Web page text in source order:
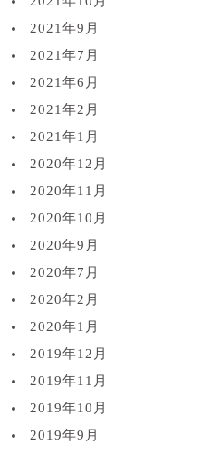
2021年9月
2021年7月
2021年6月
2021年2月
2021年1月
2020年12月
2020年11月
2020年10月
2020年9月
2020年7月
2020年2月
2020年1月
2019年12月
2019年11月
2019年10月
2019年9月